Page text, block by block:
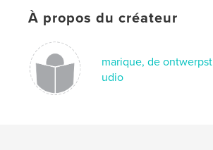
À propos du créateur
marique, de ontwerpst
udio